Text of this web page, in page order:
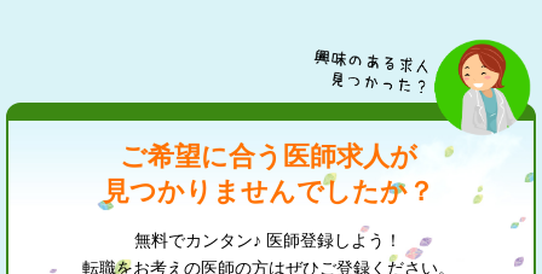
ご希望に合う医師求人が
見つかりませんでしたか？
無料でカンタン♪ 医師登録しよう！
転職をお考えの医師の方はぜひご登録ください。